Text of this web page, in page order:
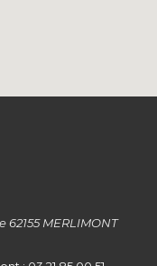
MERLIMONT